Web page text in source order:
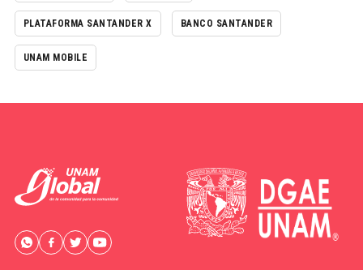
PLATAFORMA SANTANDER X BANCO SANTANDER
UNAM MOBILE